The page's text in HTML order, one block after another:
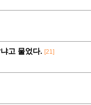
고 물었다. [21]